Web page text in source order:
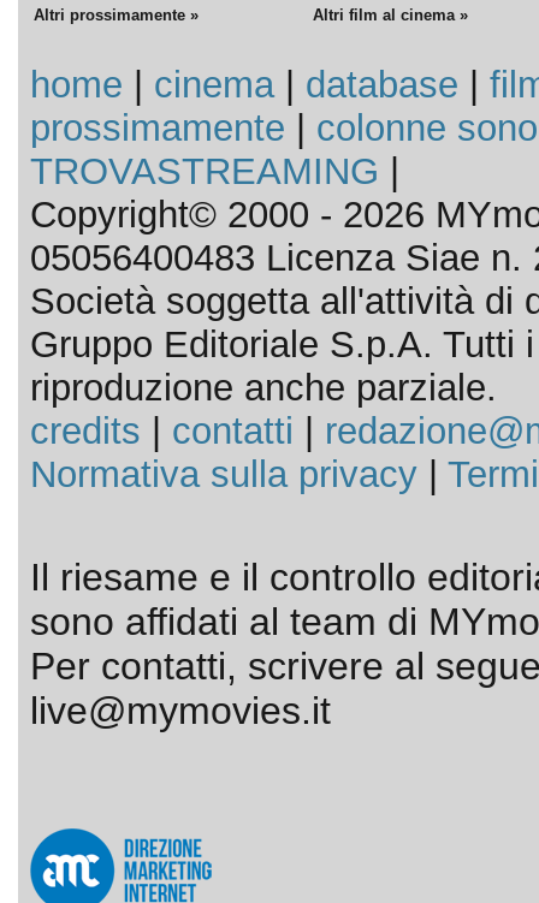
Altri prossimamente » Altri film al cinema »
home cinema| database
prossimamente
colonne
TROVASTREAMING
Copyright© 2000 - 2026
05056400483 Licenza Siae n.
Società soggetta all'attività di
Gruppo Editoriale S.p.A. Tutti
riproduzione anche parziale.
credits
contatti
Normativa sulla privacy|
Il riesame e il controllo
sono affidati al team di
Per contatti, scrivere al
live@mymovies.it